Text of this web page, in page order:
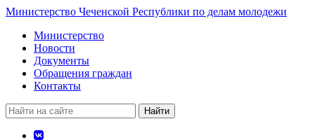
Министерство Чеченской Республики по делам молодежи
Министерство
Новости
Документы
Обращения граждан
Контакты
Найти